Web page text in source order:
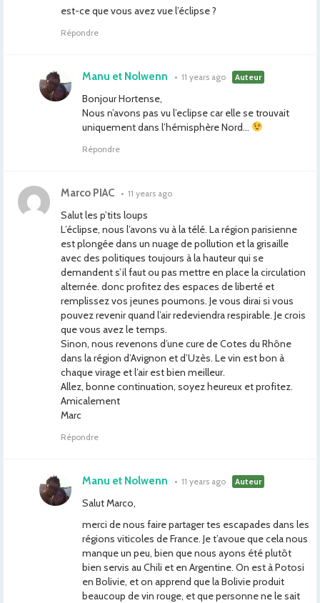
est-ce que vous avez vue l’éclipse ?
Répondre
Manu et Nolwenn • 11 years ago Auteur
Bonjour Hortense,
Nous n’avons pas vu l’eclipse car elle se trouvait
uniquement dans l’hémisphère Nord…
Répondre
Marco PIAC • 11 years ago
Salut les p’tits loups
L’éclipse, nous l’avons vu à la télé. La région parisienne
est plongée dans un nuage de pollution et la grisaille
avec des politiques toujours à la hauteur qui se
demandent s’il faut ou pas mettre en place la circulation
alternée. donc profitez des espaces de liberté et
remplissez vos jeunes poumons. Je vous dirai si vous
pouvez revenir quand l’air redeviendra respirable. Je crois
que vous avez le temps.
Sinon, nous revenons d’une cure de Cotes du Rhône
dans la région d’Avignon et d’Uzès. Le vin est bon à
chaque virage et l’air est bien meilleur.
Allez, bonne continuation, soyez heureux et profitez.
Amicalement
Marc
Répondre
Manu et Nolwenn • 11 years ago Auteur
Salut Marco,
merci de nous faire partager tes escapades dans les
régions viticoles de France. Je t’avoue que cela nous
manque un peu, bien que nous ayons été plutôt
bien servis au Chili et en Argentine. On est à Potosi
en Bolivie, et on apprend que la Bolivie produit
beaucoup de vin rouge, et que personne ne le sait